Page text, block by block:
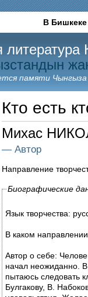
В Бишкеке
литература
памяти
Кто есть
Михас
— Автор
Направление
Биографические
Язык творчества:
В каком
Автор о себе:
начал неожиданно. В своем писательском баловстве
пытаюсь следовать классикам:
Булгакову, В.